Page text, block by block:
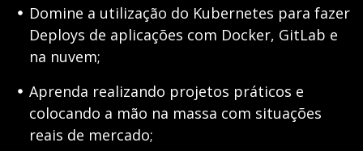
Domine a utilização do Kubernetes para fazer
Deploys de aplicações com Docker, GitLab e
na nuvem;
Aprenda realizando projetos práticos e
colocando a mão na massa com situações
reais de mercado;